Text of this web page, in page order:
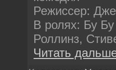
Режиссер:
В ролях: Бу
Роллинз,
Читать